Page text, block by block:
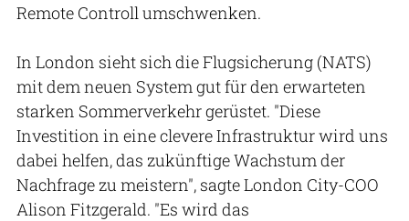
Remote Controll umschwenken.
In London sieht sich die Flugsicherung (NATS)
mit dem neuen System gut für den erwarteten
starken Sommerverkehr gerüstet. "Diese
Investition in eine clevere Infrastruktur wird uns
dabei helfen, das zukünftige Wachstum der
Nachfrage zu meistern", sagte London City-COO
Alison Fitzgerald. "Es wird das